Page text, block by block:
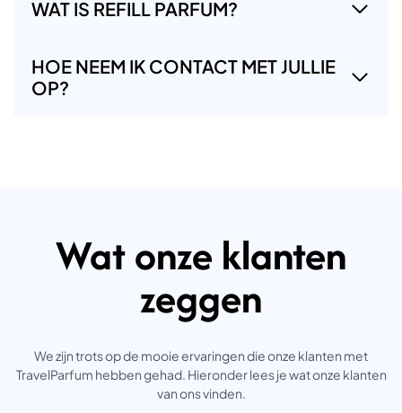
WAT IS REFILL PARFUM?
HOE NEEM IK CONTACT MET JULLIE
OP?
Wat onze klanten
zeggen
We zijn trots op de mooie ervaringen die onze klanten met
TravelParfum hebben gehad. Hieronder lees je wat onze klanten
van ons vinden.